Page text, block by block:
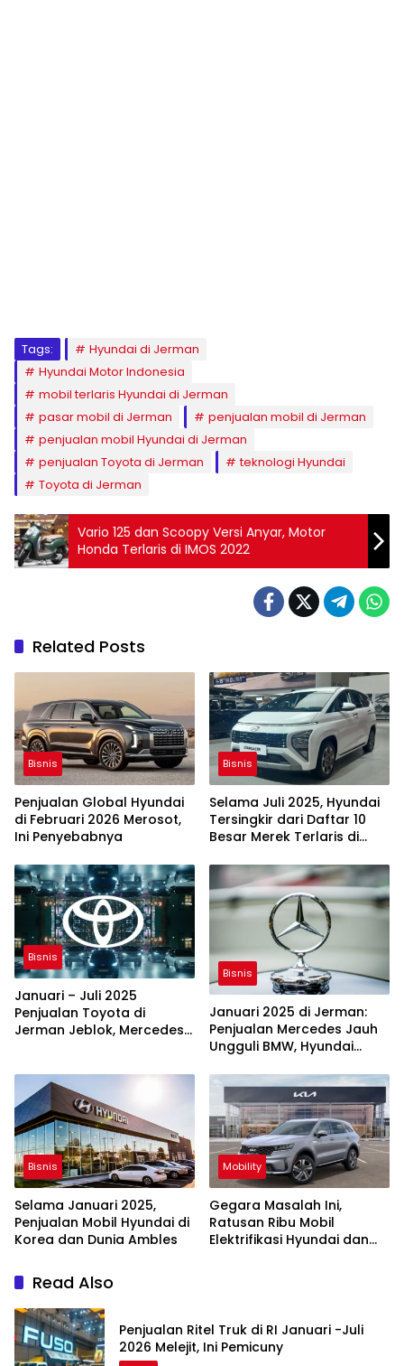
Tags:
Hyundai di Jerman
Hyundai Motor Indonesia
mobil terlaris Hyundai di Jerman
pasar mobil di Jerman
penjualan mobil di Jerman
penjualan mobil Hyundai di Jerman
penjualan Toyota di Jerman
teknologi Hyundai
Toyota di Jerman
Vario 125 dan Scoopy Versi Anyar, Motor
Honda Terlaris di IMOS 2022
Related Posts
Bisnis
Penjualan Global Hyundai
di Februari 2026 Merosot,
Ini Penyebabnya
Bisnis
Selama Juli 2025, Hyundai
Tersingkir dari Daftar 10
Besar Merek Terlaris di
Bisnis
Januari – Juli 2025
Penjualan Toyota di
Jerman Jeblok, Mercedes
Bisnis
Januari 2025 di Jerman:
Penjualan Mercedes Jauh
Ungguli BMW, Hyundai
Bisnis
Selama Januari 2025,
Penjualan Mobil Hyundai di
Korea dan Dunia Ambles
Mobility
Gegara Masalah Ini,
Ratusan Ribu Mobil
Elektrifikasi Hyundai dan
Read Also
Penjualan Ritel Truk di RI Januari -Juli
2026 Melejit, Ini Pemicuny